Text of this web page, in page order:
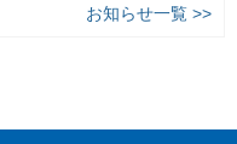
お知らせ一覧 >>